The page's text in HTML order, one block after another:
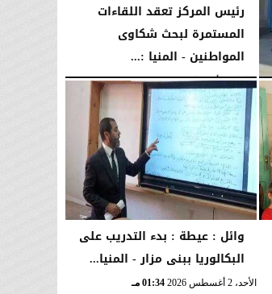
رئيس المركز تعقد اللقاءات
المستمرة لبحث شكاوى
المواطنين - المنيا :...
الثلاثاء، 4 أغسطس 2026 03:00 مـ
وائل : عيطة : بدء التدريب على
البكالوريا ببنى مزار - المنيا...
الأحد، 2 أغسطس 2026 01:34 مـ